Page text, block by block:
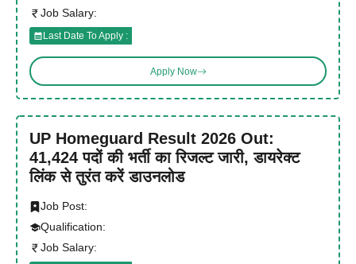
Job Salary:
Last Date To Apply :
Apply Now
UP Homeguard Result 2026 Out:
41,424 पदों की भर्ती का रिजल्ट जारी, डायरेक्ट
लिंक से तुरंत करें डाउनलोड
Job Post:
Qualification:
Job Salary: